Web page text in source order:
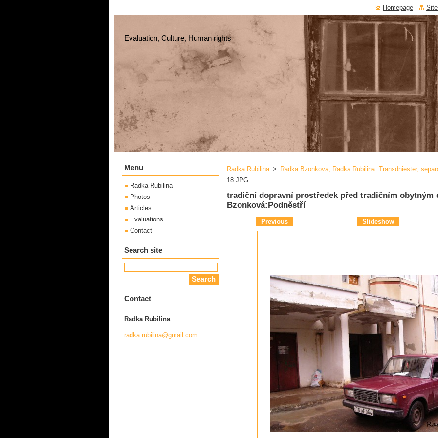
Evaluation, Culture, Human rights
Radka Rubilina >
Radka Bzonkova, Radka Rubilina: Transdniester,
18.JPG
tradiční dopravní prostředek před tradičním obytným
Bzonková:Podněstří
Previous Slideshow
Menu
Radka Rubilina
Photos
Articles
Evaluations
Contact
Search site
Contact
Radka Rubilina
radka.rubilina@gmail.com
Homepage